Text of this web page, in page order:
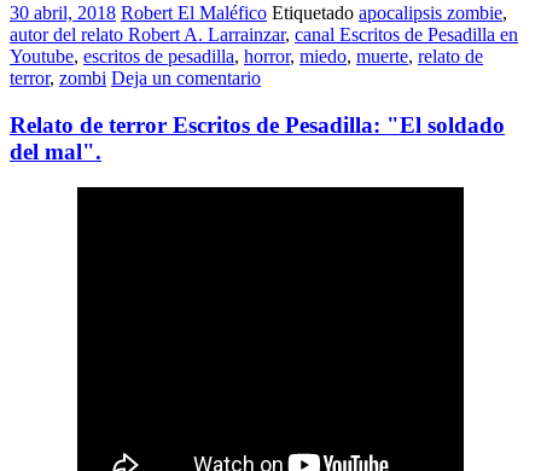
30 abril, 2018 Robert El Maléfico Etiquetado apocalipsis zombie,
autor del relato Robert A. Larrainzar, canal Escritos de Pesadilla en
Youtube, escritos de pesadilla, horror, miedo, muerte, relato de
terror, zombi Deja un comentario
Relato de terror Escritos de Pesadilla: "El soldado
del mal".